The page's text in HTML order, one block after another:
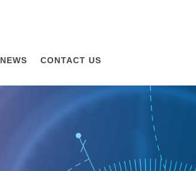
NEWS CONTACT US